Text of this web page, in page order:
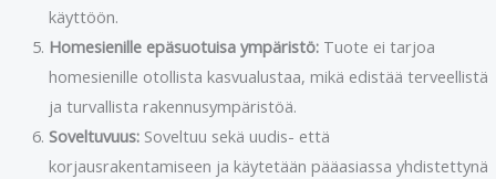
käyttöön.
Homesienille epäsuotuisa ympäristö:Tuote ei tarjoa
homesienille otollista kasvualustaa, mikä edistää terveellistä
ja turvallista rakennusympäristöä.
Soveltuvuus:Soveltuu sekä uudis- että
korjausrakentamiseen ja käytetään pääasiassa yhdistettynä